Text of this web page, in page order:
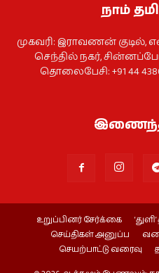
நாம்
முகவரி: இராவணன்
செந்தில் நகர்,
தொலைபேசி: +91 44
உறுப்பினர் சேர்க்கை
செய்திகள் அனுப்ப
செயற்பாட்டு வரைவு